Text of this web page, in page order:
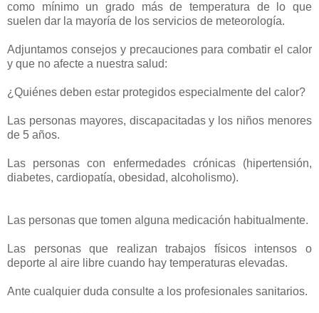
como mínimo un grado más de temperatura de lo que
suelen dar la mayoría de los servicios de meteorología.
Adjuntamos consejos y precauciones para combatir el calor
y que no afecte a nuestra salud:
¿Quiénes deben estar protegidos especialmente del calor?
Las personas mayores, discapacitadas y los niños menores
de 5 años.
Las personas con enfermedades crónicas (hipertensión,
diabetes, cardiopatía, obesidad, alcoholismo).
Las personas que tomen alguna medicación habitualmente.
Las personas que realizan trabajos físicos intensos o
deporte al aire libre cuando hay temperaturas elevadas.
Ante cualquier duda consulte a los profesionales sanitarios.